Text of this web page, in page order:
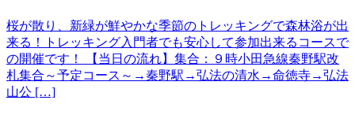
桜が散り、新緑が鮮やかな季節のトレッキングで森林浴が出
来る！トレッキング入門者でも安心して参加出来るコースで
の開催です！ 【当日の流れ】集合：９時小田急線秦野駅改
札集合～予定コース～→秦野駅→弘法の清水→命徳寺→弘法
山公 […]